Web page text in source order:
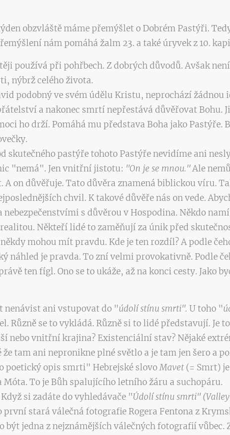
obzvláště máme přemýšlet o Dobrém Pastýři.
nám pomáhá žalm 23. a také úryvek z 10.
používá při pohřbech. Z dobrých důvodů. Avšak
nýbrž celého života.
podobný ve svém údělu Kristu, neprochází žádnou
a nakonec smrtí nepřestává důvěřovat Bohu.
ho drží. Pomáhá mu představa Boha jako Pastýře.
skutečného pastýře tohoto Pastýře nevidíme ani
"nemá". Jen vnitřní jistotu: "On je se mnou."Ale
A on důvěřuje. Tato důvěra znamená biblickou víru.
chvil. K takové důvěře nás on vede.
s důvěrou v Hospodina. Někdo
Někteří lidé to zaměňují za únik před
mohou mít pravdu. Kde je ten rozdíl? A podle
náhled je pravda. To zní velmi provokativně. Podle
ten fígl. Ono se to ukáže, až na konci cesty. Jako
nenávist ani vstupovat do "údolí stínu smrti". U toho "
Různě se to vykládá. Různě si to lidé představují. Je
nebo vnitřní krajina? Existenciální stav? Nějaké
tam ani nepronikne plné světlo a je tam jen šero a
poetický opis smrti" Hebrejské slovoMavet (= Smrt)
Móta. To je Bůh spalujícího letního žáru a suchopáru.
si zadáte do vyhledávače "Údolí stínu smrti"
první stará válečná fotografie Rogera Fentona z
být jedna z nejznámějších válečných fotografií vůbec.